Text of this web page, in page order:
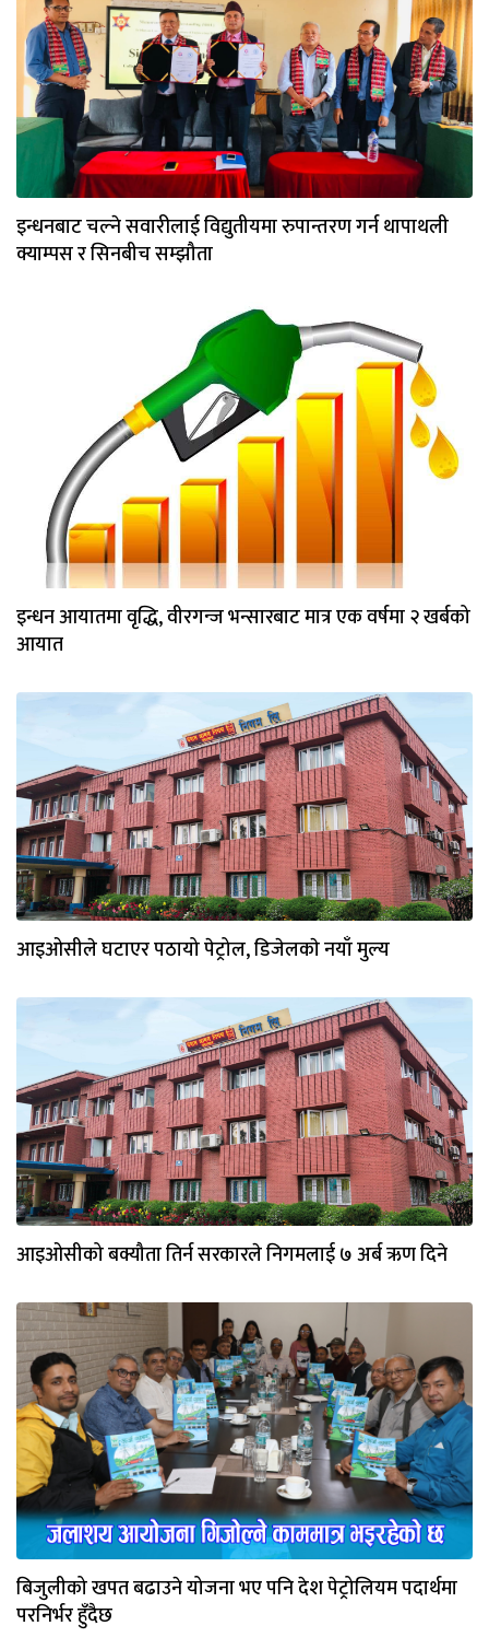
इन्धनबाट चल्ने सवारीलाई विद्युतीयमा रुपान्तरण गर्न थापाथली
क्याम्पस र सिनबीच सम्झौता
इन्धन आयातमा वृद्धि, वीरगन्ज भन्सारबाट मात्र एक वर्षमा २ खर्बको
आयात
आइओसीले घटाएर पठायो पेट्रोल, डिजेलकाे नयाँ मुल्य
आइओसीको बक्यौता तिर्न सरकारले निगमलाई ७ अर्ब ऋण दिने
बिजुलीको खपत बढाउने योजना भए पनि देश पेट्रोलियम पदार्थमा
परनिर्भर हुँदैछ